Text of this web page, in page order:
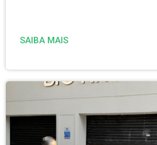
SAIBA MAIS